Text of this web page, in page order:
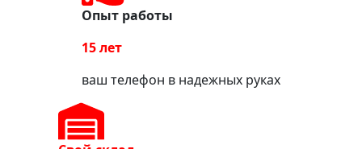
Опыт работы
15 лет
ваш телефон в надежных руках